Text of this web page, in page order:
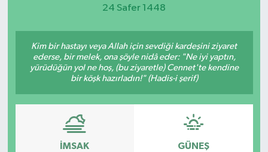
24 Safer 1448
Kim bir hastayı veya Allah için sevdiği kardeşini ziyaret
ederse, bir melek, ona şöyle nidâ eder: "Ne iyi yaptın,
yürüdüğün yol ne hoş, (bu ziyaretle) Cennet'te kendine
bir köşk hazırladın!" (Hadis-i şerif)
İMSAK GÜNEŞ
Etkinlikler